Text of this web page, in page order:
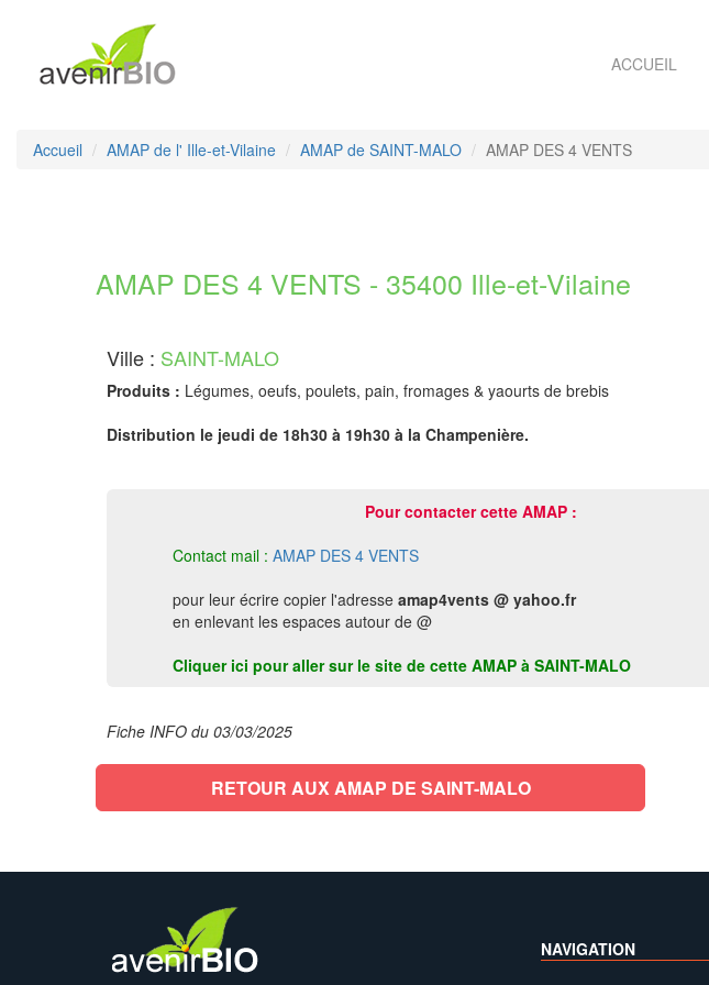
ACCUEIL
Accueil AMAP de l' Ille-et-Vilaine AMAP de SAINT-MALO AMAP DES 4 VENTS
AMAP DES 4 VENTS - 35400 Ille-et-Vilaine
Ville : SAINT-MALO
Produits : Légumes, oeufs, poulets, pain, fromages & yaourts de brebis
Distribution le jeudi de 18h30 à 19h30 à la Champenière.
Pour contacter cette AMAP :
Contact mail : AMAP DES 4 VENTS
pour leur écrire copier l'adresse amap4vents @ yahoo.fr
en enlevant les espaces autour de @
Cliquer ici pour aller sur le site de cette AMAP à SAINT-MALO
Fiche INFO du 03/03/2025
RETOUR AUX AMAP DE SAINT-MALO
NAVIGATION